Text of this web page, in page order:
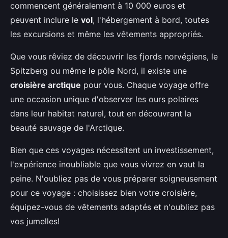
commencent généralement à 10 000 euros et
peuvent inclure le vol, l'hébergement à bord, toutes
les excursions et même les vêtements appropriés.
Que vous rêviez de découvrir les fjords norvégiens, le
Spitzberg ou même le pôle Nord, il existe une
croisière arctique pour vous. Chaque voyage offre
une occasion unique d'observer les ours polaires
dans leur habitat naturel, tout en découvrant la
beauté sauvage de l'Arctique.
Bien que ces voyages nécessitent un investissement,
l'expérience inoubliable que vous vivrez en vaut la
peine. N'oubliez pas de vous préparer soigneusement
pour ce voyage : choisissez bien votre croisière,
équipez-vous de vêtements adaptés et n'oubliez pas
vos jumelles!